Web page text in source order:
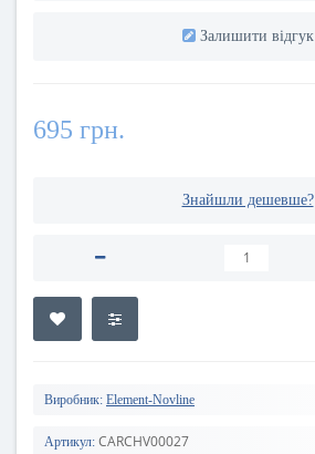
Залишити відгук
695 грн.
Знайшли дешевше?
Виробник: Element-Novline
Артикул: CARCHV00027